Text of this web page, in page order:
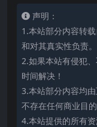
声明：
1.本站部分内容转
和对其真实性负责。
2.如果本站有侵犯
时间解决！
3.本站部分内容均
不存在任何商业目的
4.本站提供的所有